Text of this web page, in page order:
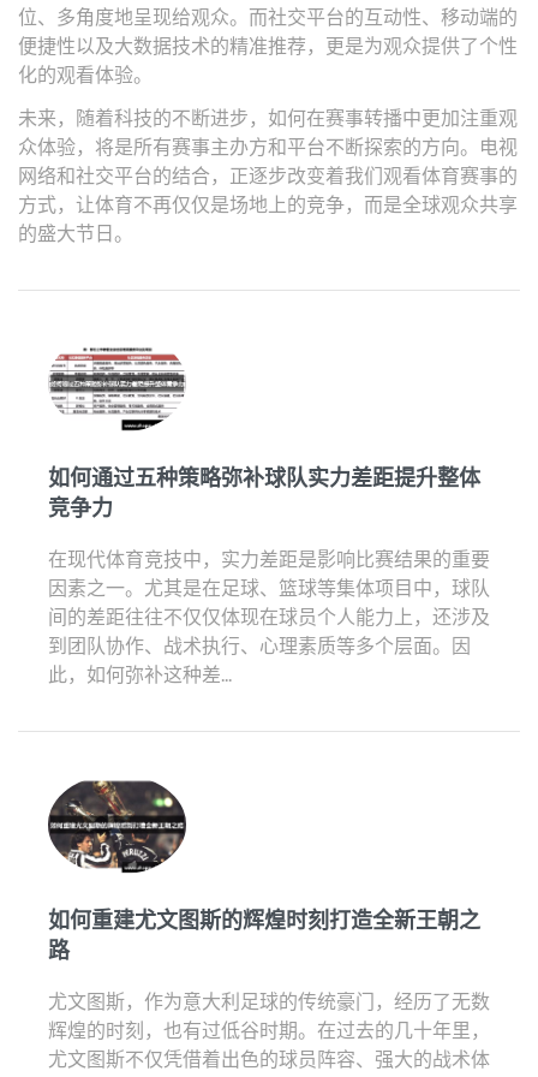
位、多角度地呈现给观众。而社交平台的互动性、移动端的
便捷性以及大数据技术的精准推荐，更是为观众提供了个性
化的观看体验。
未来，随着科技的不断进步，如何在赛事转播中更加注重观
众体验，将是所有赛事主办方和平台不断探索的方向。电视
网络和社交平台的结合，正逐步改变着我们观看体育赛事的
方式，让体育不再仅仅是场地上的竞争，而是全球观众共享
的盛大节日。
如何通过五种策略弥补球队实力差距提升整体
竞争力
在现代体育竞技中，实力差距是影响比赛结果的重要
因素之一。尤其是在足球、篮球等集体项目中，球队
间的差距往往不仅仅体现在球员个人能力上，还涉及
到团队协作、战术执行、心理素质等多个层面。因
此，如何弥补这种差...
如何重建尤文图斯的辉煌时刻打造全新王朝之
路
尤文图斯，作为意大利足球的传统豪门，经历了无数
辉煌的时刻，也有过低谷时期。在过去的几十年里，
尤文图斯不仅凭借着出色的球员阵容、强大的战术体